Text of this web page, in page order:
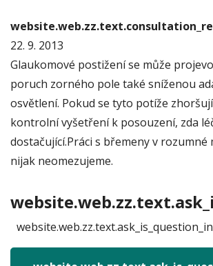
22. 9. 2013
Glaukomové postižení se může
poruch zorného pole také sníženou
osvětlení. Pokud se tyto potíže
kontrolní vyšetření k posouzení, zda
dostačující.Práci s břemeny v rozumné
nijak neomezujeme.